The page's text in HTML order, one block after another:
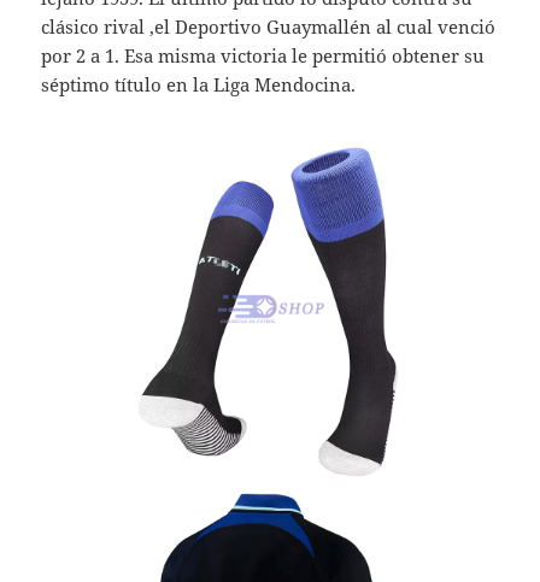
clásico rival ,el Deportivo Guaymallén al cual venció
por 2 a 1. Esa misma victoria le permitió obtener su
séptimo título en la Liga Mendocina.